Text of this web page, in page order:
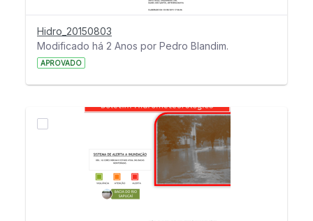
Hidro_20150803
Modificado há 2 Anos por Pedro Blandim.
APROVADO